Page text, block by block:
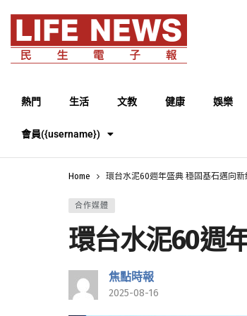
熱門 生活 文教 健康 娛樂
會員({username})
Home 環台水泥60週年盛典 穩固基石邁向新
合作媒體
環台水泥60週
焦點時報
2025-08-16